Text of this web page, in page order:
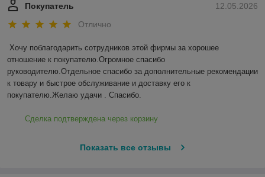
12.05.2026
Покупатель
Отлично
Хочу поблагодарить сотрудников этой фирмы за хорошее
отношение к покупателю.Огромное спасибо
руководителю.Отдельное спасибо за дополнительные рекомендации
к товару и быстрое обслуживание и доставку его к
покупателю.Желаю удачи . Спасибо.
Сделка подтверждена через корзину
Показать все отзывы